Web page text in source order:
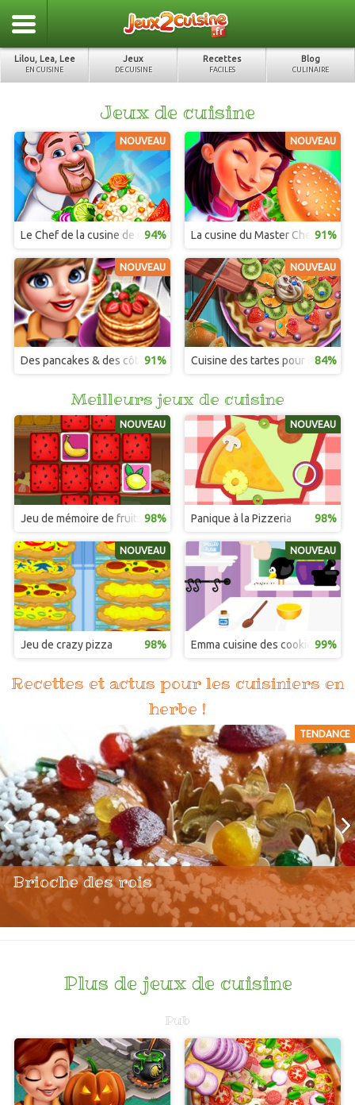
Lilou, Lea, Lee
EN CUISINE
Jeux
DE CUISINE
Recettes
FACILES
Blog
CULINAIRE
Jeux de cuisine
NOUVEAU
Le Chef de la cusine de rue94%
NOUVEAU
La cusine du Master Chef91%
NOUVEAU
Des pancakes & des côtelettes
91%
NOUVEAU
Cuisine des tartes pour de vrai
84%
Meilleurs jeux de cuisine
NOUVEAU
Jeu de mémoire de fruits 98%
NOUVEAU
Panique à la Pizzeria 98%
NOUVEAU
Jeu de crazy pizza 98%
NOUVEAU
Emma cuisine des cookies au
99%
Recettes et actus pour les cuisiniers en
herbe !
TENDANCE
Brioche des rois
Plus de jeux de cuisine
Pub